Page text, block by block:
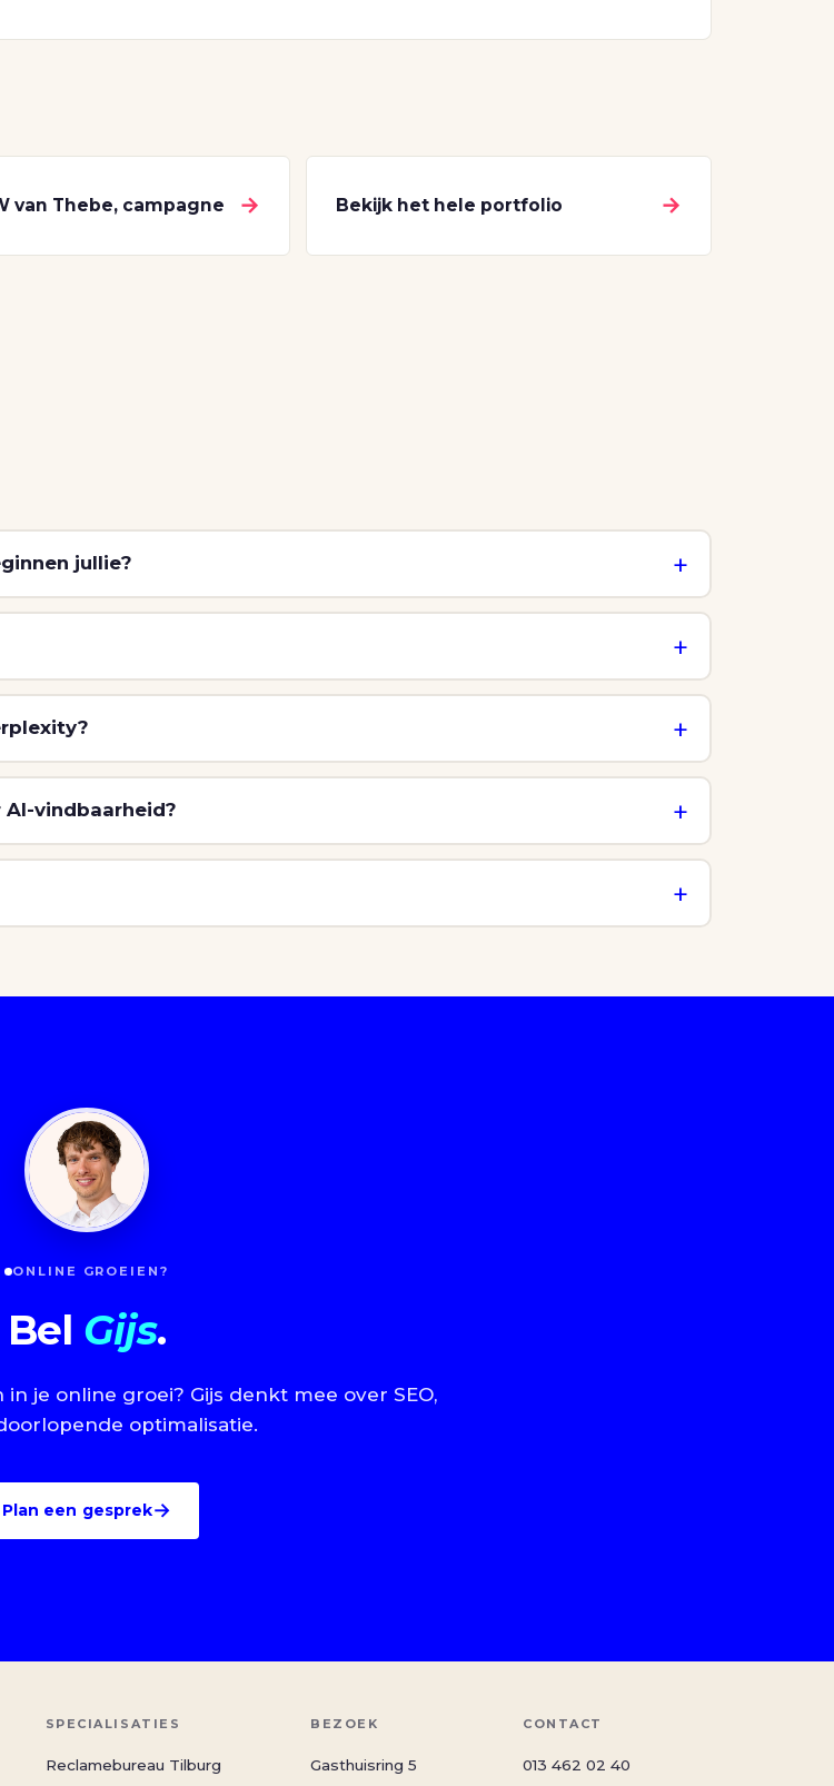
van Thebe, campagne → Bekijk het hele portfolio →
jullie?
vindbaarheid?
ONLINE GROEIEN?
Bel Gijs.
je online groei? Gijs denkt mee over SEO,
optimalisatie.
Plan een gesprek→
SPECIALISATIES
Reclamebureau Tilburg
BEZOEK
Gasthuisring 5
CONTACT
013 462 02 40